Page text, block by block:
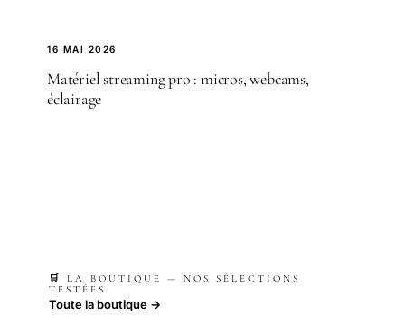
16 MAI 2026
Matériel streaming pro : micros, webcams,
éclairage
🛒 LA BOUTIQUE — NOS SÉLECTIONS
TESTÉES
Toute la boutique →